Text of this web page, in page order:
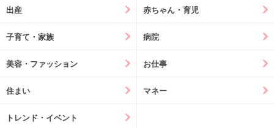
出産 赤ちゃん・育児
子育て・家族 病院
美容・ファッション お仕事
住まい マネー
トレンド・イベント